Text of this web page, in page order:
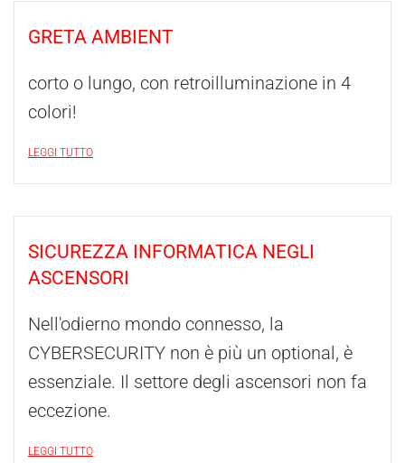
GRETA AMBIENT
corto o lungo, con retroilluminazione in 4
colori!
LEGGI TUTTO
SICUREZZA INFORMATICA NEGLI
ASCENSORI
Nell'odierno mondo connesso, la
CYBERSECURITY non è più un optional, è
essenziale. Il settore degli ascensori non fa
eccezione.
LEGGI TUTTO